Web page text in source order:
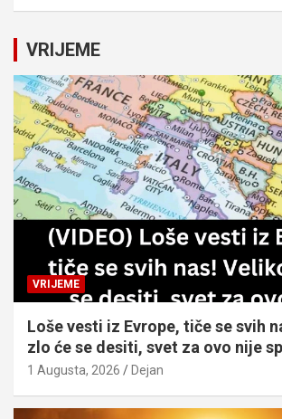
c
h
VRIJEME
VRIJEME
Loše vesti iz Evrope, tiče se svih
zlo će se desiti, svet za ovo nije
1 Augusta, 2026 Dejan